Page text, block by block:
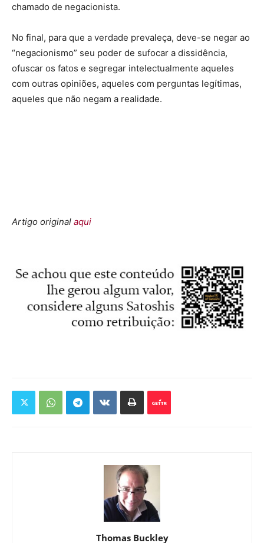
chamado de negacionista.
No final, para que a verdade prevaleça, deve-se negar ao
“negacionismo” seu poder de sufocar a dissidência,
ofuscar os fatos e segregar intelectualmente aqueles
com outras opiniões, aqueles com perguntas legítimas,
aqueles que não negam a realidade.
Artigo original aqui
Thomas Buckley